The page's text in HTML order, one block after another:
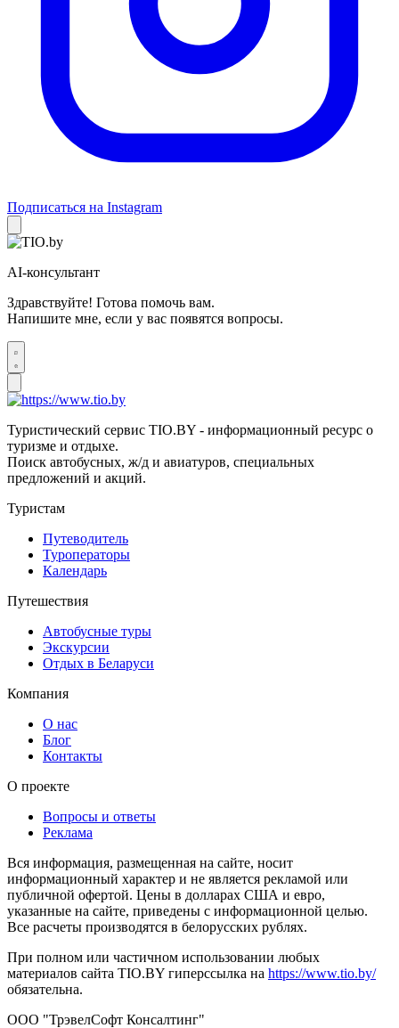
Подписаться на Instagram
AI-консультант
Здравствуйте! Готова помочь вам.
Напишите мне, если у вас появятся вопросы.
Туристический сервис TIO.BY - информационный ресурс о
туризме и отдыхе.
Поиск автобусных, ж/д и авиатуров, специальных
предложений и акций.
Туристам
Путеводитель
Туроператоры
Календарь
Путешествия
Автобусные туры
Экскурсии
Отдых в Беларуси
Компания
О нас
Блог
Контакты
О проекте
Вопросы и ответы
Реклама
Вся информация, размещенная на сайте, носит
информационный характер и не является рекламой или
публичной офертой. Цены в долларах США и евро,
указанные на сайте, приведены с информационной целью.
Все расчеты производятся в белорусских рублях.
При полном или частичном использовании любых
материалов сайта TIO.BY гиперссылка на https://www.tio.by/
обязательна.
ООО "ТрэвелСофт Консалтинг"